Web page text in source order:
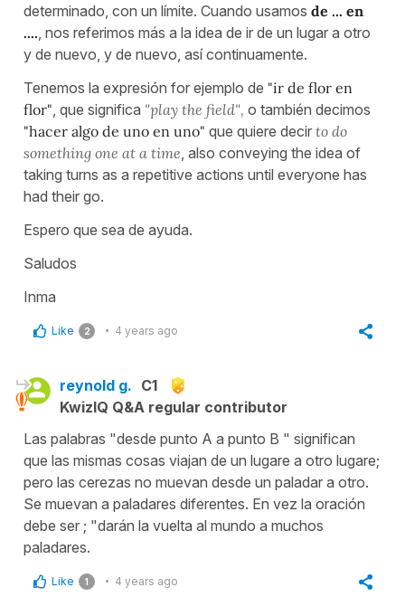
determinado, con un límite. Cuando usamos de ... en
.... , nos referimos más a la idea de ir de un lugar a otro
y de nuevo, y de nuevo, así continuamente.
Tenemos la expresión for ejemplo de "ir de flor en
flor" , que significa "play the field", o también decimos
"hacer algo de uno en uno" que quiere decir to do
something one at a time , also conveying the idea of
taking turns as a repetitive actions until everyone has
had their go.
Espero que sea de ayuda.
Saludos
Inma
Like 2 4 years ago
reynold g. C1
KwizIQ Q&A regular contributor
Las palabras "desde punto A a punto B " significan
que las mismas cosas viajan de un lugare a otro lugare;
pero las cerezas no muevan desde un paladar a otro.
Se muevan a paladares diferentes. En vez la oración
debe ser ; "darán la vuelta al mundo a muchos
paladares.
Like 1 4 years ago